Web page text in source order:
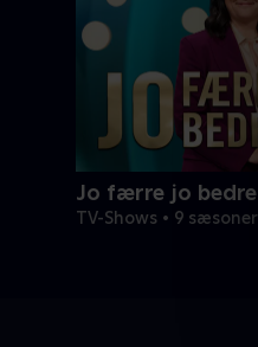
Jo færre jo bedre
TV-Shows • 9 sæsoner